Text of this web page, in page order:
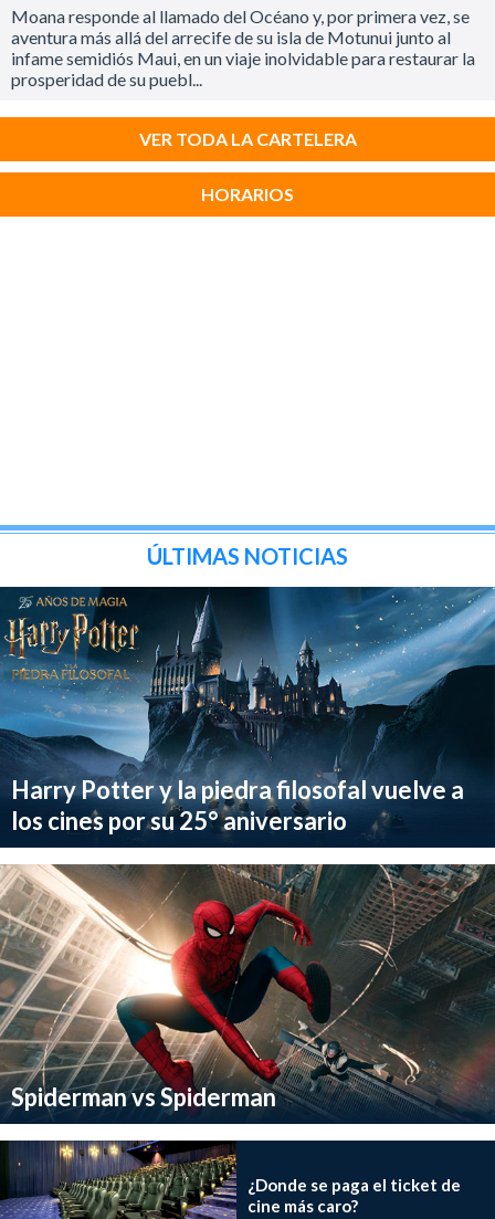
Moana responde al llamado del Océano y, por primera vez, se
aventura más allá del arrecife de su isla de Motunui junto al
infame semidiós Maui, en un viaje inolvidable para restaurar la
prosperidad de su puebl...
VER TODA LA CARTELERA
HORARIOS
ÚLTIMAS NOTICIAS
Harry Potter y la piedra filosofal vuelve a
los cines por su 25° aniversario
Spiderman vs Spiderman
¿Donde se paga el ticket de
cine más caro?